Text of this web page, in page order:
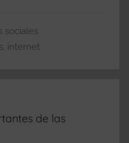
sociales
, internet
de las